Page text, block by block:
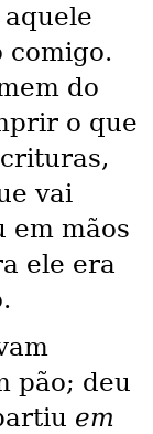
aquele
comigo.
do
o que
vai
em mãos
ele era
pão; deu
em